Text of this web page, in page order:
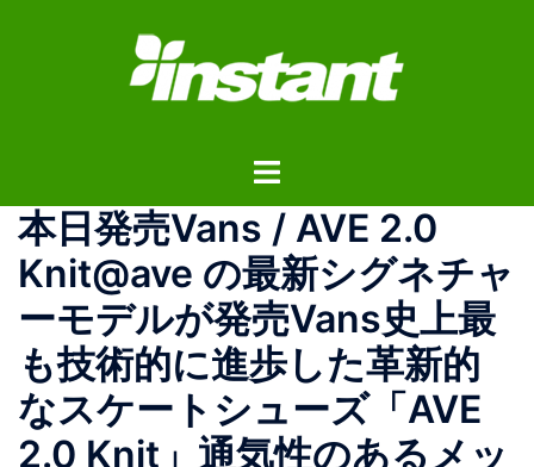
ス
ト
ル
メ
ニ
ュ
ー
本日発売Vans / AVE 2.0
Knit@ave の最新シグネチャ
ーモデルが発売Vans史上最
も技術的に進歩した革新的
なスケートシューズ「AVE
2.0 Knit」️通気性のあるメッ